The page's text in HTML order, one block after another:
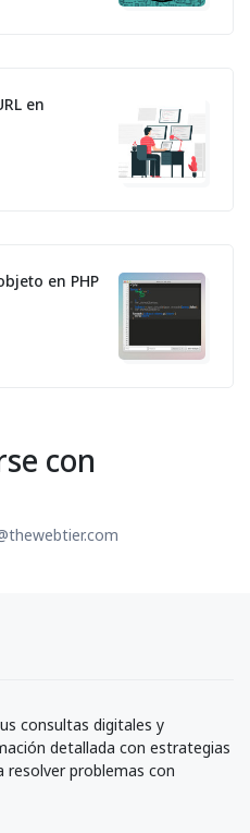
en
en PHP
con
consultas digitales y
detallada con estrategias
resolver problemas con